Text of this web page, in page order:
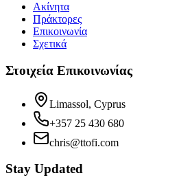
Ακίνητα
Πράκτορες
Επικοινωνία
Σχετικά
Στοιχεία Επικοινωνίας
Limassol, Cyprus
+357 25 430 680
chris@ttofi.com
Stay Updated